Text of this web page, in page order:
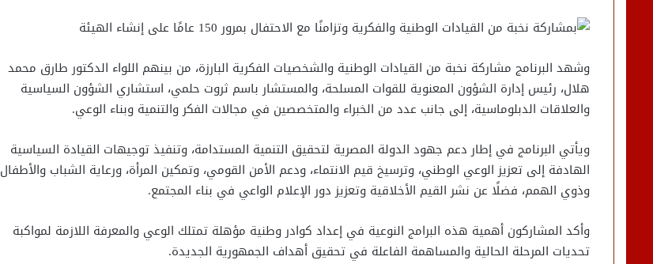
وشهد البرنامج مشاركة نخبة من القيادات الوطنية والشخصيات الفكرية البارزة، من بينهم اللواء الدكتور طارق محمد
هلال، رئيس إدارة الشؤون المعنوية للقوات المسلحة، والمستشار باسم ثروت حلمي، استشاري الشؤون السياسية
والعلاقات الدبلوماسية، إلى جانب عدد من الخبراء والمتخصصين في مجالات الفكر والتنمية وبناء الوعي.
ويأتي البرنامج في إطار دعم جهود الدولة المصرية لتحقيق التنمية المستدامة، وتنفيذ توجيهات القيادة السياسية
الهادفة إلى تعزيز الوعي الوطني، وترسيخ قيم الانتماء، ودعم الأمن القومي، وتمكين المرأة، ورعاية الشباب والأطفال
وذوي الهمم، فضلًا عن نشر القيم الأخلاقية وتعزيز دور الإعلام الواعي في بناء المجتمع.
وأكد المشاركون أهمية هذه البرامج النوعية في إعداد كوادر وطنية مؤهلة تمتلك الوعي والمعرفة اللازمة لمواكبة
تحديات المرحلة الحالية والمساهمة الفاعلة في تحقيق أهداف الجمهورية الجديدة.